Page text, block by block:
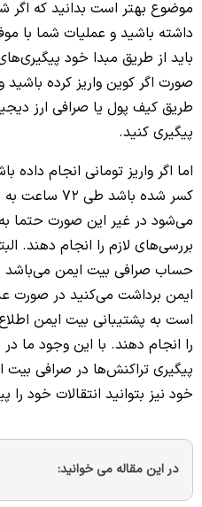
موضوع بهتر است بدانید که اگر
داشته باشید و عملیات شما با
باید از طریق مبدا خود
صورت اگر کوین واریز کرده
طریق کیف پول یا صرافی ارز
پیگیری کنید.
اما اگر واریز تومانی انجام
کسر شده باشد
می‌شود در غیر این صورت حتما
بررسی‌های لازم را انجام دهند.
حساب صرافی بیت ایمن می‌باشد
ایمن برداشت می‌کنید در صورت
است به پشتیبانی بیت ایمن
را انجام دهند. با این وجود ما
پیگیری تراکنش‌ها در صرافی بیت
خود نیز بتوانید انتقالات خود را
در این مقاله می خوانید: